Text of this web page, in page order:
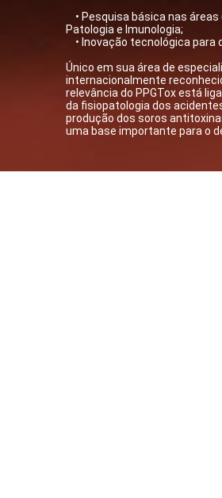
• Pesquisa básica nas áreas
Patologia e Imunologia;
• Inovação tecnológica para
Único em sua área de
internacionalmente
relevância do PPGTox está
da fisiopatologia dos
produção dos soros
uma base importante para o